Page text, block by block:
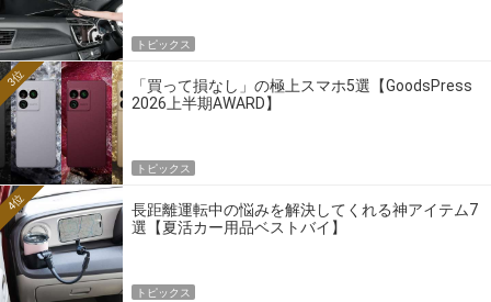
トピックス
「買って損なし」の極上スマホ5選【GoodsPress
2026上半期AWARD】
3位
トピックス
長距離運転中の悩みを解決してくれる神アイテム7
選【夏活カー用品ベストバイ】
4位
トピックス